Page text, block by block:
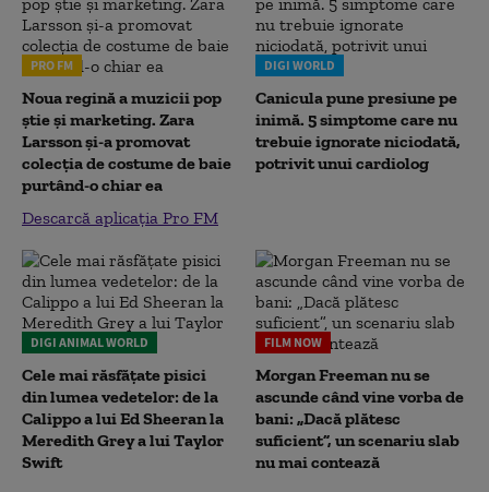
PRO FM
Noua regină a muzicii pop
știe și marketing. Zara
Larsson și-a promovat
colecția de costume de baie
purtând-o chiar ea
Descarcă aplicația Pro FM
DIGI WORLD
Canicula pune presiune pe
inimă. 5 simptome care nu
trebuie ignorate niciodată,
potrivit unui cardiolog
DIGI ANIMAL WORLD
Cele mai răsfățate pisici
din lumea vedetelor: de la
Calippo a lui Ed Sheeran la
Meredith Grey a lui Taylor
Swift
FILM NOW
Morgan Freeman nu se
ascunde când vine vorba de
bani: „Dacă plătesc
suficient”, un scenariu slab
nu mai contează